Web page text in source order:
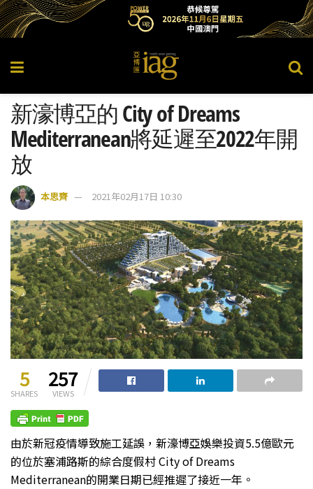
新濠博亞的 City of Dreams
Mediterranean將延遲至2022年開
放
本思齊 2021年02月17日 10:30
5
SHARES
257
VIEWS
由於新冠疫情導致施工延誤，新濠博亞娛樂投資5.5億歐元
的位於塞浦路斯的綜合度假村 City of Dreams
Mediterranean的開業日期已經推遲了接近一年。